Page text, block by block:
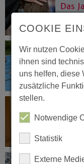
Das
COOKIE
Wir nutzen
ihnen sind
uns helfen, diese
zusätzliche
stellen.
Notwendige
Statistik
Externe